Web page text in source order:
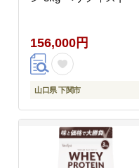
156,000円
山口県 下関市